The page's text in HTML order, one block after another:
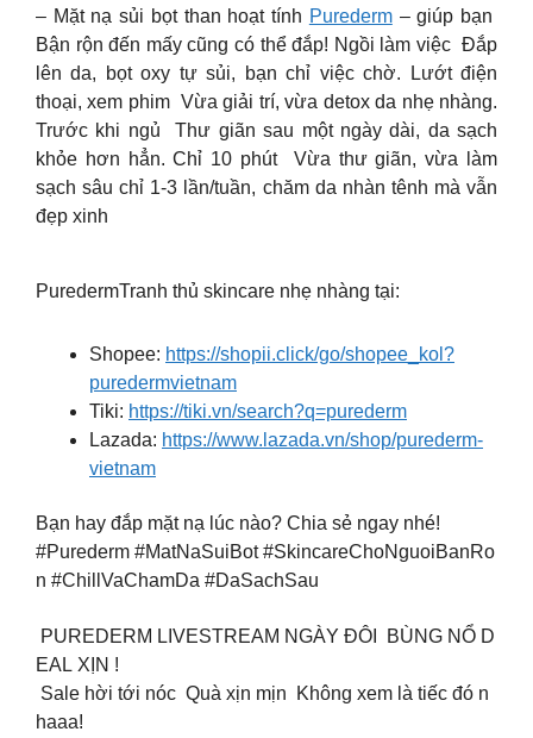
– Mặt nạ sủi bọt than hoạt tính Purederm– giúp bạn
Bận rộn đến mấy cũng có thể đắp! Ngồi làm việc Đắp
lên da, bọt oxy tự sủi, bạn chỉ việc chờ. Lướt điện
thoại, xem phim Vừa giải trí, vừa detox da nhẹ nhàng.
Trước khi ngủ Thư giãn sau một ngày dài, da sạch
khỏe hơn hẳn. Chỉ 10 phút Vừa thư giãn, vừa làm
sạch sâu chỉ 1-3 lần/tuần, chăm da nhàn tênh mà vẫn
đẹp xinh
PuredermTranh thủ skincare nhẹ nhàng tại:
Shopee: https://shopii.click/go/shopee_kol?
puredermvietnam
Tiki: https://tiki.vn/search?q=purederm
Lazada: https://www.lazada.vn/shop/purederm-
vietnam
Bạn hay đắp mặt nạ lúc nào? Chia sẻ ngay nhé!
#Purederm #MatNaSuiBot #SkincareChoNguoiBanRo
n #ChillVaChamDa #DaSachSau
PUREDERM LIVESTREAM NGÀY ĐÔI BÙNG NỔ D
EAL XỊN !
Sale hời tới nóc Quà xịn mịn Không xem là tiếc đó n
haaa!